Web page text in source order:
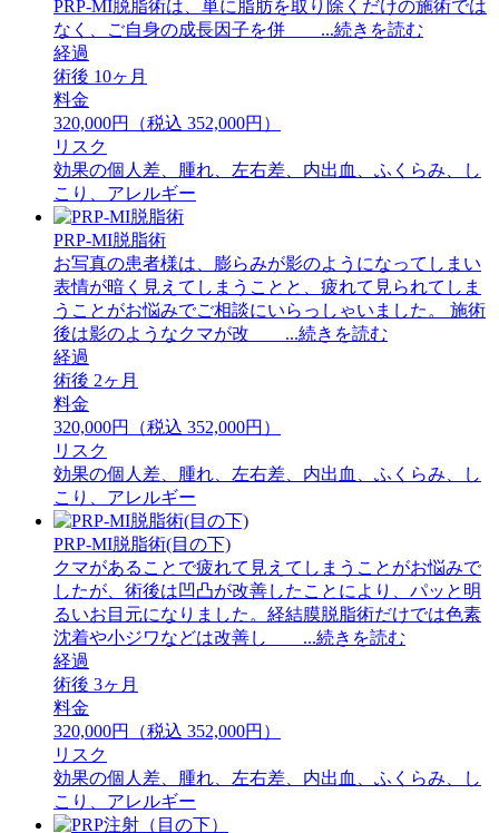
PRP-MI脱脂術は、単に脂肪を取り除くだけの施術では
なく、ご自身の成長因子を併 ...続きを読む
経過
術後 10ヶ月
料金
320,000円（税込 352,000円）
リスク
効果の個人差、腫れ、左右差、内出血、ふくらみ、し
こり、アレルギー
PRP-MI脱脂術
お写真の患者様は、膨らみが影のようになってしまい
表情が暗く見えてしまうことと、疲れて見られてしま
うことがお悩みでご相談にいらっしゃいました。 ⁡施術
後は影のようなクマが改 ...続きを読む
経過
術後 2ヶ月
料金
320,000円（税込 352,000円）
リスク
効果の個人差、腫れ、左右差、内出血、ふくらみ、し
こり、アレルギー
PRP-MI脱脂術(目の下)
クマがあることで疲れて見えてしまうことがお悩みで
したが、術後は凹凸が改善したことにより、パッと明
るいお目元になりました。経結膜脱脂術だけでは色素
沈着や小ジワなどは改善し ...続きを読む
経過
術後 3ヶ月
料金
320,000円（税込 352,000円）
リスク
効果の個人差、腫れ、左右差、内出血、ふくらみ、し
こり、アレルギー